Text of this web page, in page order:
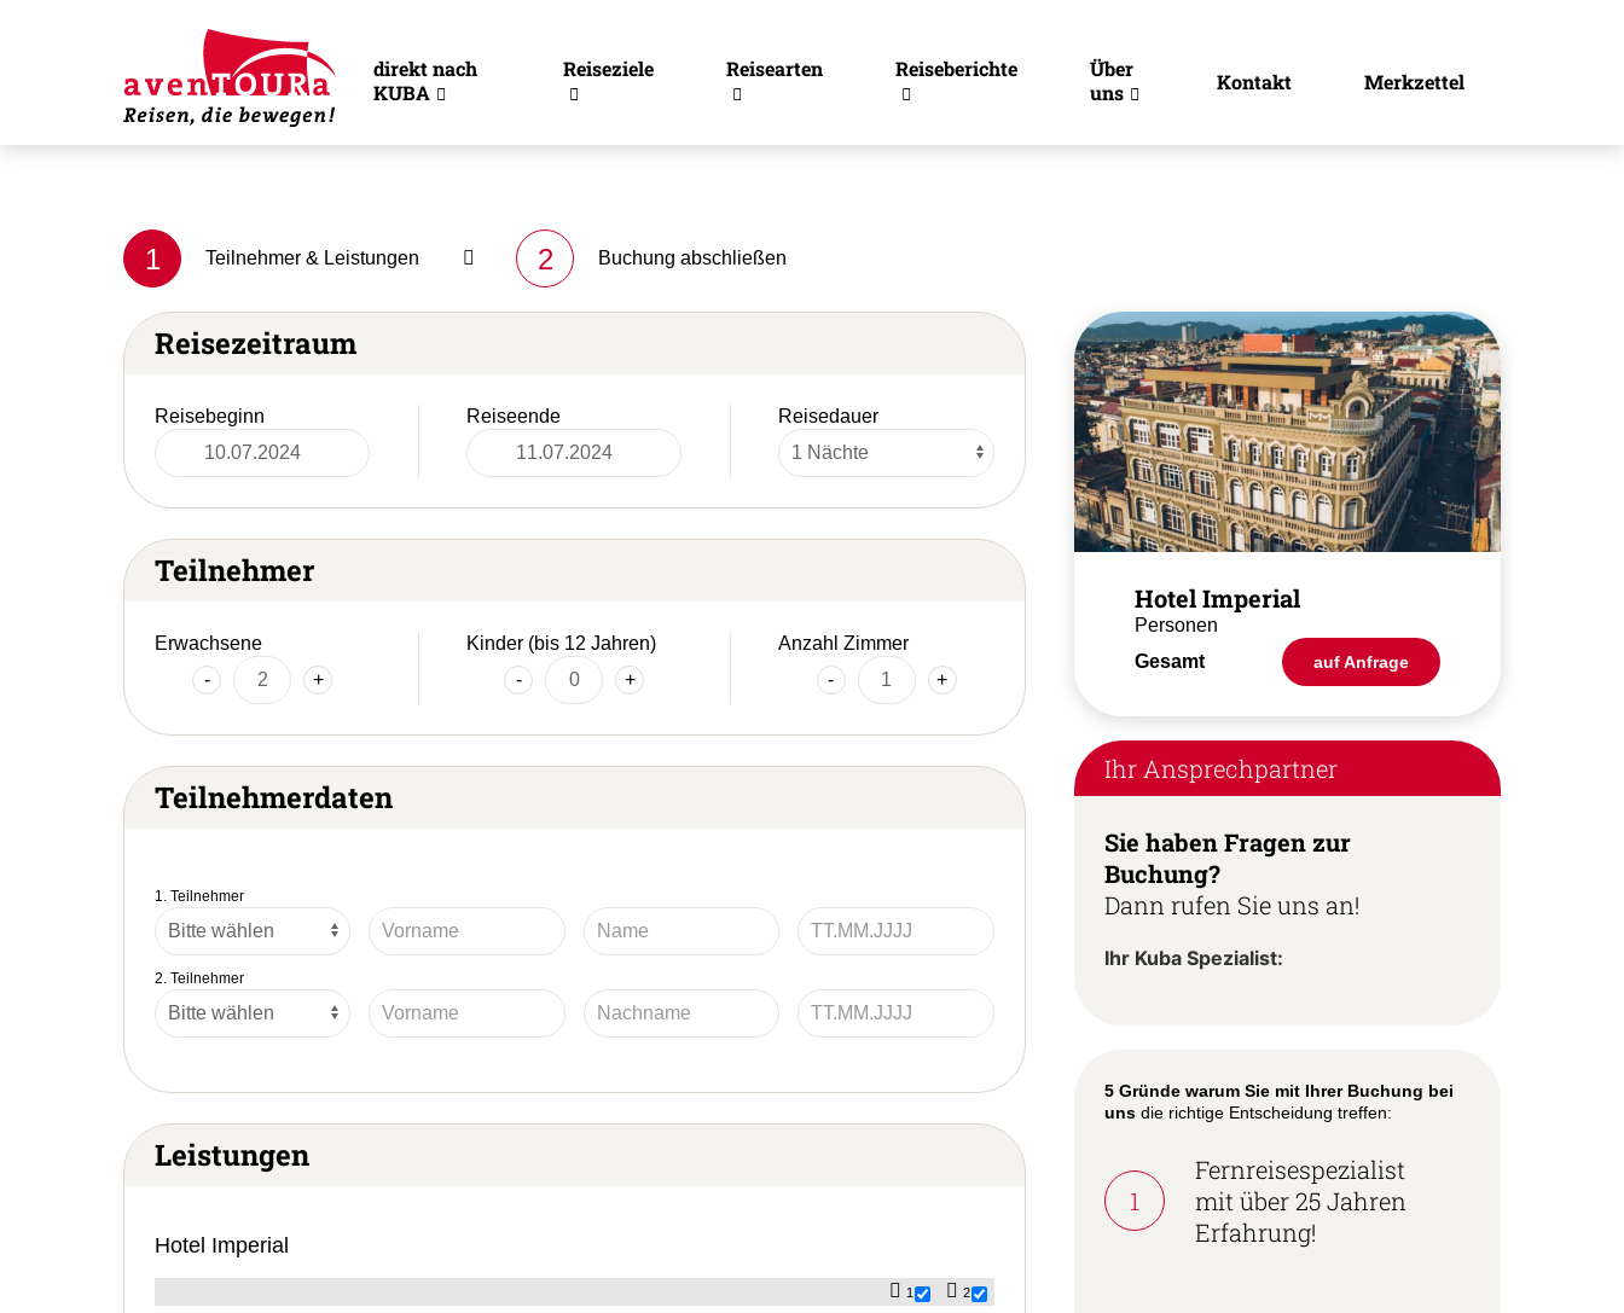
direkt nach
KUBA
Reiseziele Reisearten Reiseberichte
Über
uns
Kontakt Merkzettel
1 Teilnehmer & Leistungen 2 Buchung abschließen
Reisezeitraum
Reisebeginn Reiseende Reisedauer
Teilnehmer
Erwachsene
-
+
Kinder (bis 12 Jahren)
-
+
Anzahl Zimmer
-
+
Teilnehmerdaten
1. Teilnehmer
2. Teilnehmer
Leistungen
Hotel Imperial
1 2
Hotel Imperial
Personen
Gesamt
auf Anfrage
Ihr Ansprechpartner
Sie haben Fragen zur
Buchung?
Dann rufen Sie uns an!
Ihr Kuba Spezialist:
5 Gründe warum Sie mit Ihrer Buchung bei
unsdie richtige Entscheidung treffen:
1
Fernreisespezialist
mit über 25 Jahren
Erfahrung!